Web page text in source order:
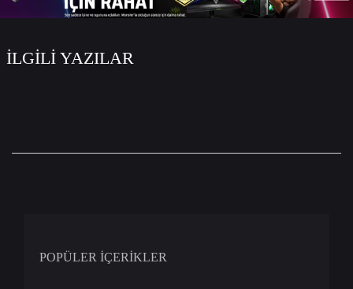
İLGİLİ YAZILAR
POPÜLER İÇERİKLER